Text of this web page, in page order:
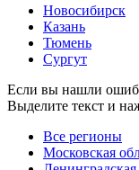
Новосибирск
Казань
Тюмень
Сургут
Если вы нашли
Выделите текст и
Все регионы
Московская